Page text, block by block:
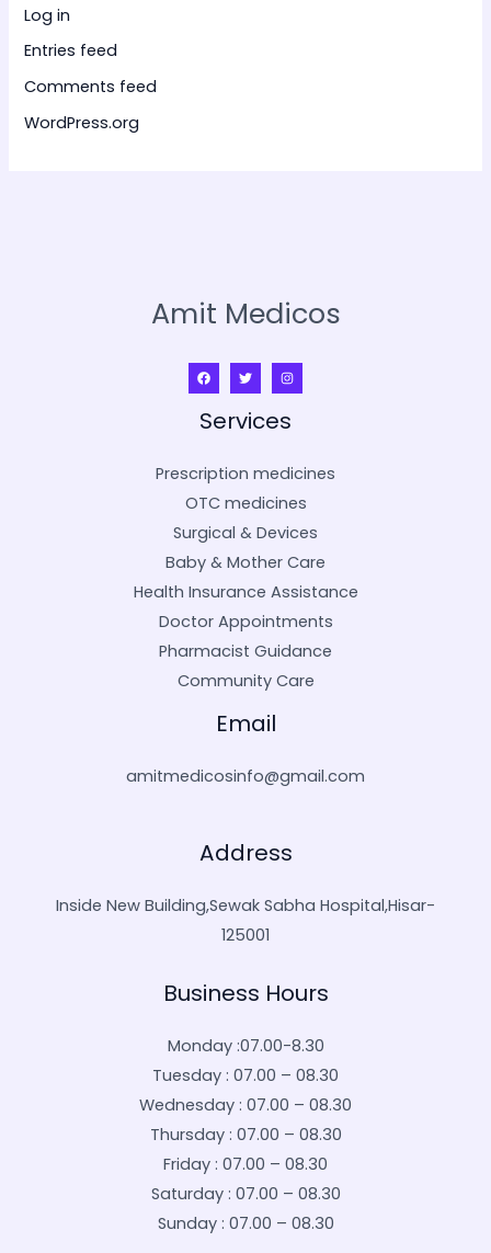
Log in
Entries feed
Comments feed
WordPress.org
Amit Medicos
Services
Prescription medicines
OTC medicines
Surgical & Devices
Baby & Mother Care
Health Insurance Assistance
Doctor Appointments
Pharmacist Guidance
Community Care
Email
amitmedicosinfo@gmail.com
Address
Inside New Building,Sewak Sabha Hospital,Hisar-
125001
Business Hours
Monday :07.00-8.30
Tuesday : 07.00 – 08.30
Wednesday : 07.00 – 08.30
Thursday : 07.00 – 08.30
Friday : 07.00 – 08.30
Saturday : 07.00 – 08.30
Sunday : 07.00 – 08.30